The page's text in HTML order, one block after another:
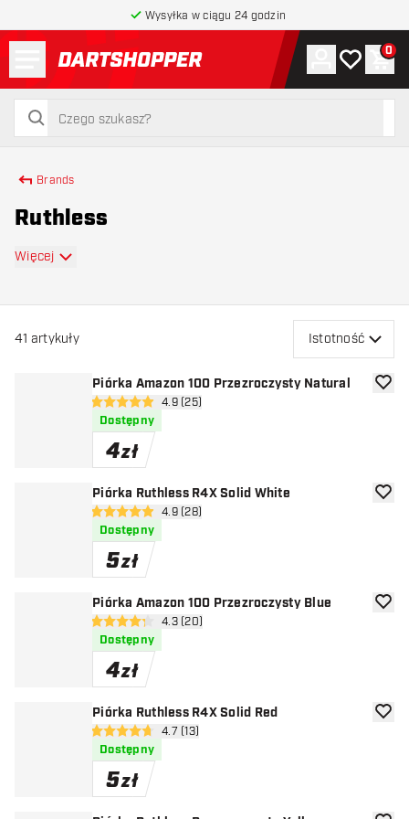
Wysyłka w ciągu 24 godzin
powrót do strony głównej
szukaj
szukaj
Konto
Moja lista
0
Brands
Ruthless
Więcej
41 artykuły Istotność
Piórka Amazon 100 Przezroczysty Natural
otwórz panel recenzji
4.9 gwiazdki oceny
4.9 (25)
Dostępny
4zł
Piórka Ruthless R4X Solid White
otwórz panel recenzji
4.9 gwiazdki oceny
4.9 (28)
Dostępny
5zł
Piórka Amazon 100 Przezroczysty Blue
otwórz panel recenzji
4.3 gwiazdki oceny
4.3 (20)
Dostępny
4zł
Piórka Ruthless R4X Solid Red
otwórz panel recenzji
4.7 gwiazdki oceny
4.7 (13)
Dostępny
5zł